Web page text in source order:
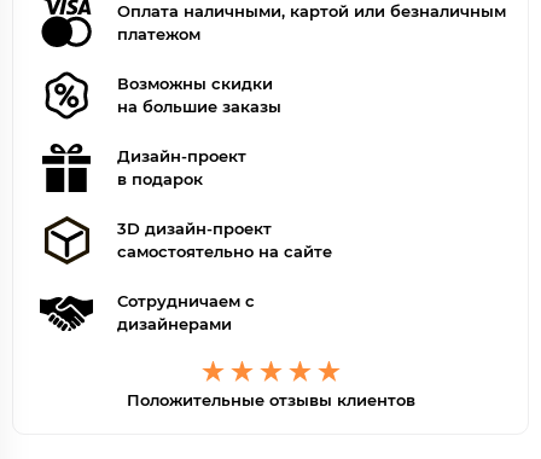
Оплата наличными, картой или безналичным
платежом
Возможны скидки
на большие заказы
Дизайн-проект
в подарок
3D дизайн-проект
самостоятельно на сайте
Сотрудничаем с
дизайнерами
Положительные отзывы клиентов